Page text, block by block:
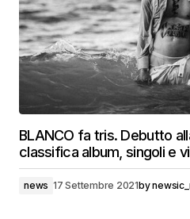
BLANCO fa tris. Debutto
classifica album, singoli e
news 17 Settembre 2021by